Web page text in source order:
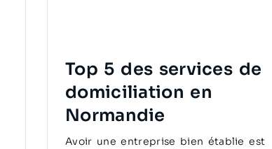
Top 5 des services de
domiciliation en
Normandie
Avoir une entreprise bien établie est